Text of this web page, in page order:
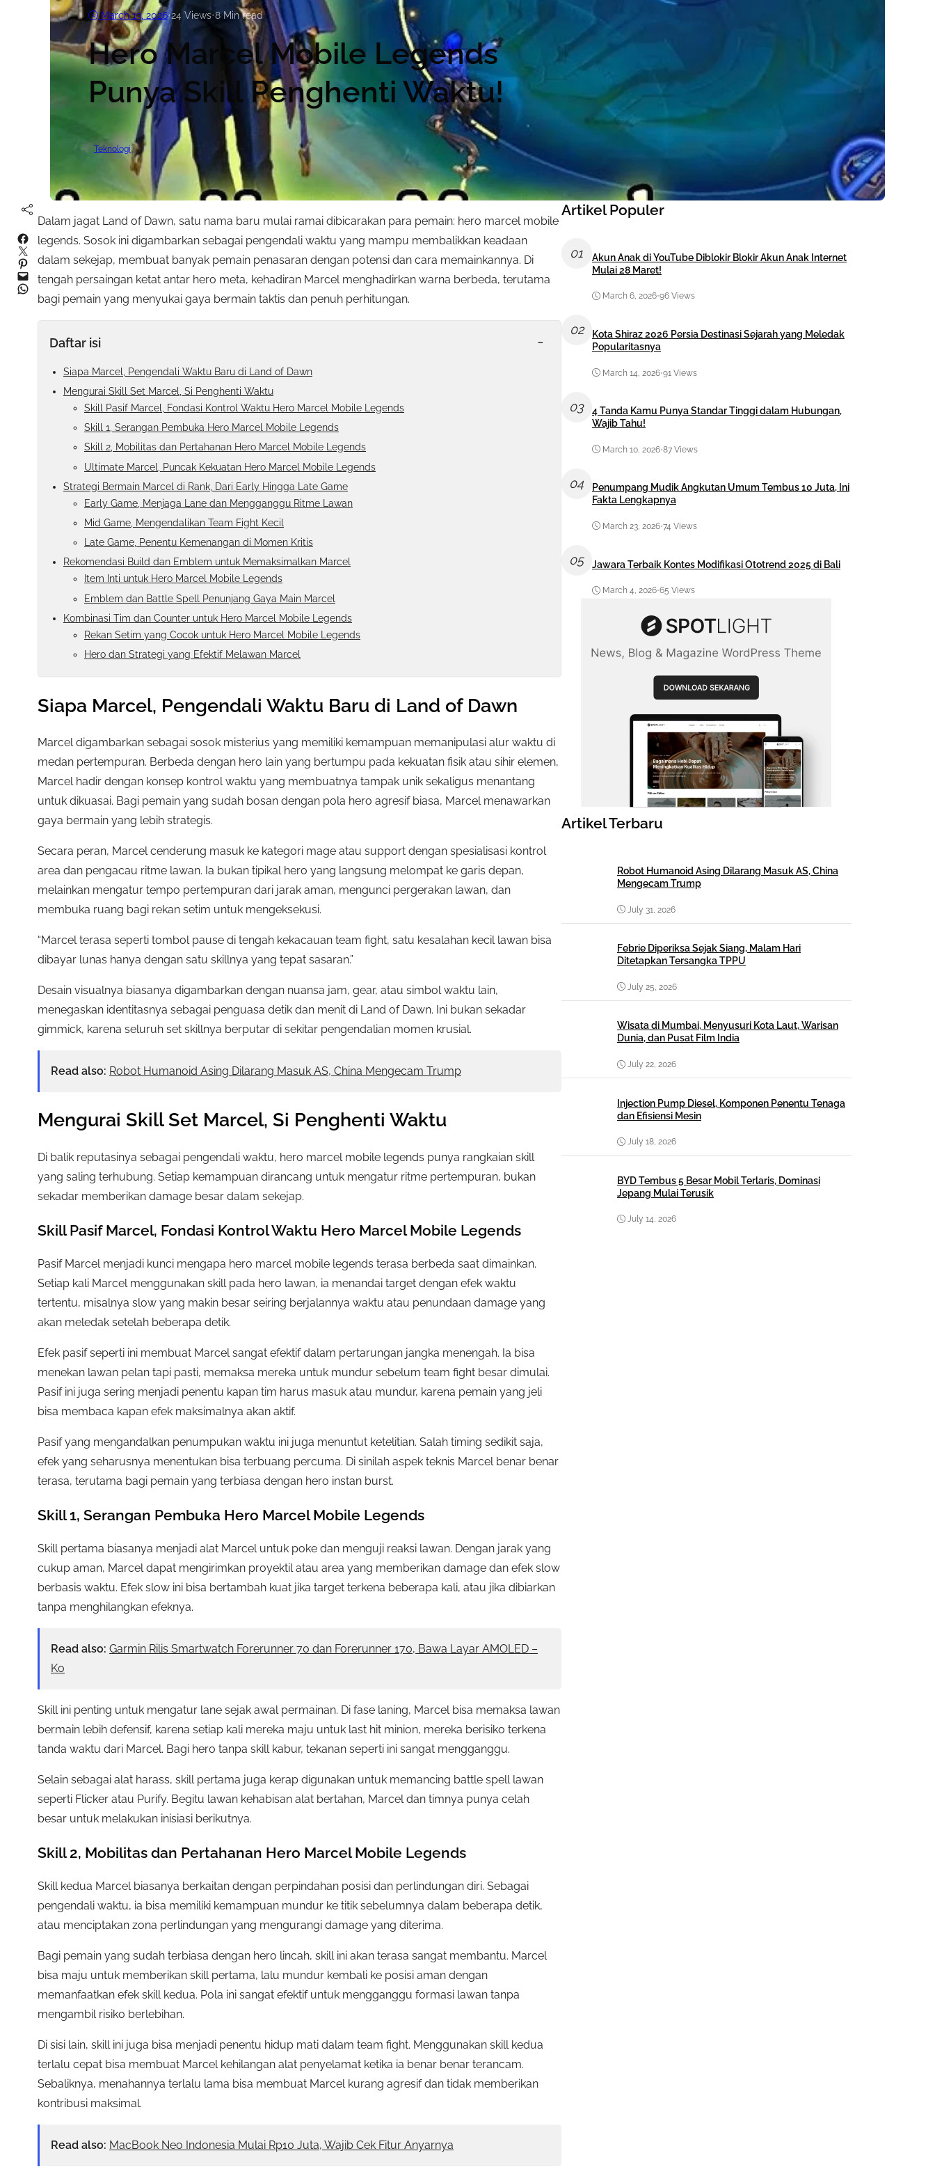
March 13, 2026•24 Views•8 Min read
Hero Marcel Mobile Legends
Punya Skill Penghenti Waktu!
Teknologi
Facebook
Twitter
Pinterest
Mail
WhatsApp
Dalam jagat Land of Dawn, satu nama baru mulai ramai dibicarakan para pemain: hero marcel mobile
legends. Sosok ini digambarkan sebagai pengendali waktu yang mampu membalikkan keadaan
dalam sekejap, membuat banyak pemain penasaran dengan potensi dan cara memainkannya. Di
tengah persaingan ketat antar hero meta, kehadiran Marcel menghadirkan warna berbeda, terutama
bagi pemain yang menyukai gaya bermain taktis dan penuh perhitungan.
Daftar isi -
Siapa Marcel, Pengendali Waktu Baru di Land of Dawn
Mengurai Skill Set Marcel, Si Penghenti Waktu
Skill Pasif Marcel, Fondasi Kontrol Waktu Hero Marcel Mobile Legends
Skill 1, Serangan Pembuka Hero Marcel Mobile Legends
Skill 2, Mobilitas dan Pertahanan Hero Marcel Mobile Legends
Ultimate Marcel, Puncak Kekuatan Hero Marcel Mobile Legends
Strategi Bermain Marcel di Rank, Dari Early Hingga Late Game
Early Game, Menjaga Lane dan Mengganggu Ritme Lawan
Mid Game, Mengendalikan Team Fight Kecil
Late Game, Penentu Kemenangan di Momen Kritis
Rekomendasi Build dan Emblem untuk Memaksimalkan Marcel
Item Inti untuk Hero Marcel Mobile Legends
Emblem dan Battle Spell Penunjang Gaya Main Marcel
Kombinasi Tim dan Counter untuk Hero Marcel Mobile Legends
Rekan Setim yang Cocok untuk Hero Marcel Mobile Legends
Hero dan Strategi yang Efektif Melawan Marcel
Siapa Marcel, Pengendali Waktu Baru di Land of Dawn
Marcel digambarkan sebagai sosok misterius yang memiliki kemampuan memanipulasi alur waktu di
medan pertempuran. Berbeda dengan hero lain yang bertumpu pada kekuatan fisik atau sihir elemen,
Marcel hadir dengan konsep kontrol waktu yang membuatnya tampak unik sekaligus menantang
untuk dikuasai. Bagi pemain yang sudah bosan dengan pola hero agresif biasa, Marcel menawarkan
gaya bermain yang lebih strategis.
Secara peran, Marcel cenderung masuk ke kategori mage atau support dengan spesialisasi kontrol
area dan pengacau ritme lawan. Ia bukan tipikal hero yang langsung melompat ke garis depan,
melainkan mengatur tempo pertempuran dari jarak aman, mengunci pergerakan lawan, dan
membuka ruang bagi rekan setim untuk mengeksekusi.
“Marcel terasa seperti tombol pause di tengah kekacauan team fight, satu kesalahan kecil lawan bisa
dibayar lunas hanya dengan satu skillnya yang tepat sasaran.”
Desain visualnya biasanya digambarkan dengan nuansa jam, gear, atau simbol waktu lain,
menegaskan identitasnya sebagai penguasa detik dan menit di Land of Dawn. Ini bukan sekadar
gimmick, karena seluruh set skillnya berputar di sekitar pengendalian momen krusial.
Read also: Robot Humanoid Asing Dilarang Masuk AS, China Mengecam Trump
Mengurai Skill Set Marcel, Si Penghenti Waktu
Di balik reputasinya sebagai pengendali waktu, hero marcel mobile legends punya rangkaian skill
yang saling terhubung. Setiap kemampuan dirancang untuk mengatur ritme pertempuran, bukan
sekadar memberikan damage besar dalam sekejap.
Skill Pasif Marcel, Fondasi Kontrol Waktu Hero Marcel Mobile Legends
Pasif Marcel menjadi kunci mengapa hero marcel mobile legends terasa berbeda saat dimainkan.
Setiap kali Marcel menggunakan skill pada hero lawan, ia menandai target dengan efek waktu
tertentu, misalnya slow yang makin besar seiring berjalannya waktu atau penundaan damage yang
akan meledak setelah beberapa detik.
Efek pasif seperti ini membuat Marcel sangat efektif dalam pertarungan jangka menengah. Ia bisa
menekan lawan pelan tapi pasti, memaksa mereka untuk mundur sebelum team fight besar dimulai.
Pasif ini juga sering menjadi penentu kapan tim harus masuk atau mundur, karena pemain yang jeli
bisa membaca kapan efek maksimalnya akan aktif.
Pasif yang mengandalkan penumpukan waktu ini juga menuntut ketelitian. Salah timing sedikit saja,
efek yang seharusnya menentukan bisa terbuang percuma. Di sinilah aspek teknis Marcel benar benar
terasa, terutama bagi pemain yang terbiasa dengan hero instan burst.
Skill 1, Serangan Pembuka Hero Marcel Mobile Legends
Skill pertama biasanya menjadi alat Marcel untuk poke dan menguji reaksi lawan. Dengan jarak yang
cukup aman, Marcel dapat mengirimkan proyektil atau area yang memberikan damage dan efek slow
berbasis waktu. Efek slow ini bisa bertambah kuat jika target terkena beberapa kali, atau jika dibiarkan
tanpa menghilangkan efeknya.
Read also: Garmin Rilis Smartwatch Forerunner 70 dan Forerunner 170, Bawa Layar AMOLED –
Ko
Skill ini penting untuk mengatur lane sejak awal permainan. Di fase laning, Marcel bisa memaksa lawan
bermain lebih defensif, karena setiap kali mereka maju untuk last hit minion, mereka berisiko terkena
tanda waktu dari Marcel. Bagi hero tanpa skill kabur, tekanan seperti ini sangat mengganggu.
Selain sebagai alat harass, skill pertama juga kerap digunakan untuk memancing battle spell lawan
seperti Flicker atau Purify. Begitu lawan kehabisan alat bertahan, Marcel dan timnya punya celah
besar untuk melakukan inisiasi berikutnya.
Skill 2, Mobilitas dan Pertahanan Hero Marcel Mobile Legends
Skill kedua Marcel biasanya berkaitan dengan perpindahan posisi dan perlindungan diri. Sebagai
pengendali waktu, ia bisa memiliki kemampuan mundur ke titik sebelumnya dalam beberapa detik,
atau menciptakan zona perlindungan yang mengurangi damage yang diterima.
Bagi pemain yang sudah terbiasa dengan hero lincah, skill ini akan terasa sangat membantu. Marcel
bisa maju untuk memberikan skill pertama, lalu mundur kembali ke posisi aman dengan
memanfaatkan efek skill kedua. Pola ini sangat efektif untuk mengganggu formasi lawan tanpa
mengambil risiko berlebihan.
Di sisi lain, skill ini juga bisa menjadi penentu hidup mati dalam team fight. Menggunakan skill kedua
terlalu cepat bisa membuat Marcel kehilangan alat penyelamat ketika ia benar benar terancam.
Sebaliknya, menahannya terlalu lama bisa membuat Marcel kurang agresif dan tidak memberikan
kontribusi maksimal.
Read also: MacBook Neo Indonesia Mulai Rp10 Juta, Wajib Cek Fitur Anyarnya
Artikel Populer
01
Akun Anak di YouTube Diblokir Blokir Akun Anak Internet
Mulai 28 Maret!
March 6, 2026•96 Views
02
Kota Shiraz 2026 Persia Destinasi Sejarah yang Meledak
Popularitasnya
March 14, 2026•91 Views
03
4 Tanda Kamu Punya Standar Tinggi dalam Hubungan,
Wajib Tahu!
March 10, 2026•87 Views
04
Penumpang Mudik Angkutan Umum Tembus 10 Juta, Ini
Fakta Lengkapnya
March 23, 2026•74 Views
05 Jawara Terbaik Kontes Modifikasi Ototrend 2025 di Bali
March 4, 2026•65 Views
Artikel Terbaru
Robot Humanoid Asing Dilarang Masuk AS, China
Mengecam Trump
July 31, 2026
Febrie Diperiksa Sejak Siang, Malam Hari
Ditetapkan Tersangka TPPU
July 25, 2026
Wisata di Mumbai, Menyusuri Kota Laut, Warisan
Dunia, dan Pusat Film India
July 22, 2026
Injection Pump Diesel, Komponen Penentu Tenaga
dan Efisiensi Mesin
July 18, 2026
BYD Tembus 5 Besar Mobil Terlaris, Dominasi
Jepang Mulai Terusik
July 14, 2026